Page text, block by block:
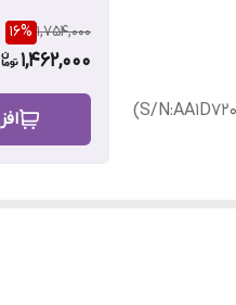
1,754,000
16%
1,462,000